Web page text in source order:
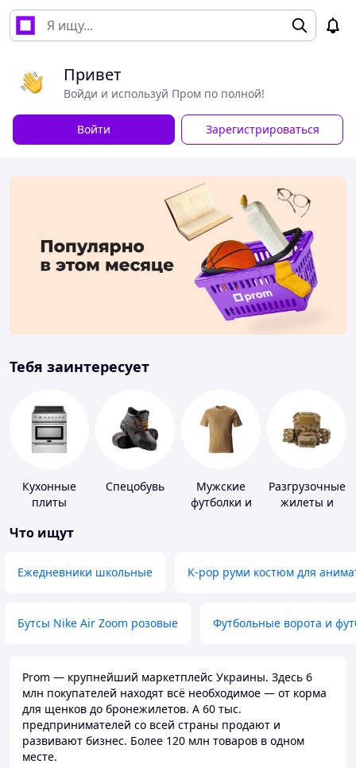
Привет
Войди и используй Пром по полной!
Войти Зарегистрироваться
Тебя заинтересует
Кухонные
плиты
Спецобувь
Мужские
футболки и
Разгрузочные
жилеты и
Что ищут
Ежедневники школьные K-pop руми костюм для
Бутсы Nike Air Zoom розовые Футбольные ворота и
Prom — крупнейший маркетплейс Украины. Здесь 6
млн покупателей находят всё необходимое — от корма
для щенков до бронежилетов. А 60 тыс.
предпринимателей со всей страны продают и
развивают бизнес. Более 120 млн товаров в одном
месте.